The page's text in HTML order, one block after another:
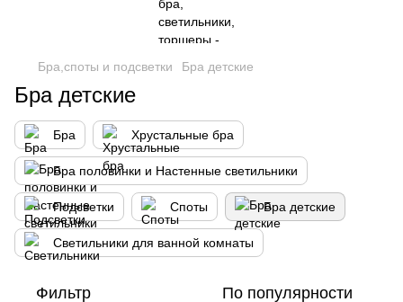
Бра,споты и подсветки Бра детские
Бра детские
Бра Хрустальные бра
Бра половинки и Настенные светильники
Подсветки Споты Бра детские
Светильники для ванной комнаты
Фильтр По популярности